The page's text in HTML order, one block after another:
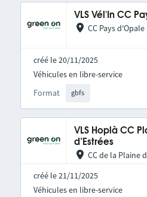
VLS Vél'In CC
CC Pays d'Opale
créé le 20/11/2025
Format gbfs
Véhicules en libre-service
VLS Hoplà CC
d’Estrées
CC de la Plaine
créé le 21/11/2025
Véhicules en libre-service